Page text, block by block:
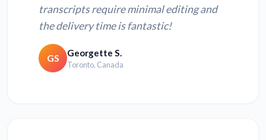
transcripts require minimal editing and
the delivery time is fantastic!
GS Georgette S.
Toronto, Canada